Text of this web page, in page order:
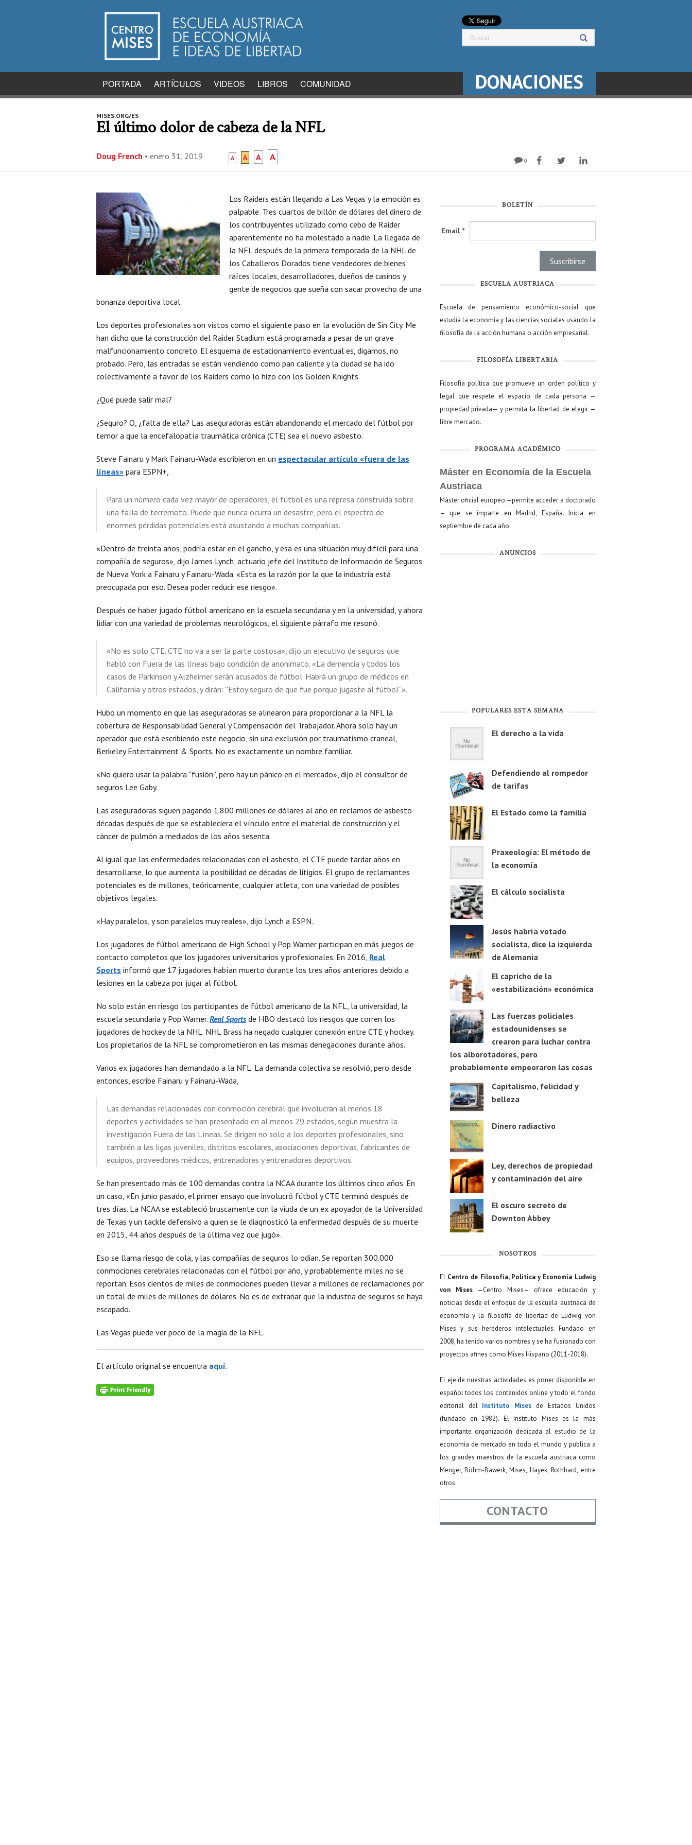
PORTADA ARTÍCULOS VIDEOS LIBROS COMUNIDAD DONACIONES
MISES.ORG/ES
El último dolor de cabeza de la NFL
Doug French • enero 31, 2019 A A A A 0
Los Raiders están llegando a Las Vegas y la emoción es
palpable. Tres cuartos de billón de dólares del dinero de
los contribuyentes utilizado como cebo de Raider
aparentemente no ha molestado a nadie. La llegada de
la NFL después de la primera temporada de la NHL de
los Caballeros Dorados tiene vendedores de bienes
raíces locales, desarrolladores, dueños de casinos y
gente de negocios que sueña con sacar provecho de una
bonanza deportiva local.
Los deportes profesionales son vistos como el siguiente paso en la evolución de Sin City. Me
han dicho que la construcción del Raider Stadium está programada a pesar de un grave
malfuncionamiento concreto. El esquema de estacionamiento eventual es, digamos, no
probado. Pero, las entradas se están vendiendo como pan caliente y la ciudad se ha ido
colectivamente a favor de los Raiders como lo hizo con los Golden Knights.
¿Qué puede salir mal?
¿Seguro? O, ¿falta de ella? Las aseguradoras están abandonando el mercado del fútbol por
temor a que la encefalopatía traumática crónica (CTE) sea el nuevo asbesto.
Steve Fainaru y Mark Fainaru-Wada escribieron en un espectacular artículo «fuera de las
líneas» para ESPN+,
Para un número cada vez mayor de operadores, el fútbol es una represa construida sobre
una falla de terremoto. Puede que nunca ocurra un desastre, pero el espectro de
enormes pérdidas potenciales está asustando a muchas compañías.
«Dentro de treinta años, podría estar en el gancho, y esa es una situación muy difícil para una
compañía de seguros», dijo James Lynch, actuario jefe del Instituto de Información de Seguros
de Nueva York a Fainaru y Fainaru-Wada. «Esta es la razón por la que la industria está
preocupada por eso. Desea poder reducir ese riesgo».
Después de haber jugado fútbol americano en la escuela secundaria y en la universidad, y ahora
lidiar con una variedad de problemas neurológicos, el siguiente párrafo me resonó.
«No es solo CTE. CTE no va a ser la parte costosa», dijo un ejecutivo de seguros que
habló con Fuera de las líneas bajo condición de anonimato. «La demencia y todos los
casos de Parkinson y Alzheimer serán acusados ​​de fútbol. Habrá un grupo de médicos en
California y otros estados, y dirán: “Estoy seguro de que fue porque jugaste al fútbol”».
Hubo un momento en que las aseguradoras se alinearon para proporcionar a la NFL la
cobertura de Responsabilidad General y Compensación del Trabajador. Ahora solo hay un
operador que está escribiendo este negocio, sin una exclusión por traumatismo craneal,
Berkeley Entertainment & Sports. No es exactamente un nombre familiar.
«No quiero usar la palabra “fusión”, pero hay un pánico en el mercado», dijo el consultor de
seguros Lee Gaby.
Las aseguradoras siguen pagando 1.800 millones de dólares al año en reclamos de asbesto
décadas después de que se estableciera el vínculo entre el material de construcción y el
cáncer de pulmón a mediados de los años sesenta.
Al igual que las enfermedades relacionadas con el asbesto, el CTE puede tardar años en
desarrollarse, lo que aumenta la posibilidad de décadas de litigios. El grupo de reclamantes
potenciales es de millones, teóricamente, cualquier atleta, con una variedad de posibles
objetivos legales.
«Hay paralelos, y son paralelos muy reales», dijo Lynch a ESPN.
Los jugadores de fútbol americano de High School y Pop Warner participan en más juegos de
contacto completos que los jugadores universitarios y profesionales. En 2016, Real
Sports informó que 17 jugadores habían muerto durante los tres años anteriores debido a
lesiones en la cabeza por jugar al fútbol.
No solo están en riesgo los participantes de fútbol americano de la NFL, la universidad, la
escuela secundaria y Pop Warner. Real Sportsde HBO destacó los riesgos que corren los
jugadores de hockey de la NHL. NHL Brass ha negado cualquier conexión entre CTE y hockey.
Los propietarios de la NFL se comprometieron en las mismas denegaciones durante años.
Varios ex jugadores han demandado a la NFL. La demanda colectiva se resolvió, pero desde
entonces, escribe Fainaru y Fainaru-Wada,
Las demandas relacionadas con conmoción cerebral que involucran al menos 18
deportes y actividades se han presentado en al menos 29 estados, según muestra la
investigación Fuera de las Líneas. Se dirigen no solo a los deportes profesionales, sino
también a las ligas juveniles, distritos escolares, asociaciones deportivas, fabricantes de
equipos, proveedores médicos, entrenadores y entrenadores deportivos.
Se han presentado más de 100 demandas contra la NCAA durante los últimos cinco años. En
un caso, «En junio pasado, el primer ensayo que involucró fútbol y CTE terminó después de
tres días. La NCAA se estableció bruscamente con la viuda de un ex apoyador de la Universidad
de Texas y un tackle defensivo a quien se le diagnosticó la enfermedad después de su muerte
en 2015, 44 años después de la última vez que jugó».
Eso se llama riesgo de cola, y las compañías de seguros lo odian. Se reportan 300.000
conmociones cerebrales relacionadas con el fútbol por año, y probablemente miles no se
reportan. Esos cientos de miles de conmociones pueden llevar a millones de reclamaciones por
un total de miles de millones de dólares. No es de extrañar que la industria de seguros se haya
escapado.
Las Vegas puede ver poco de la magia de la NFL.
El artículo original se encuentra aquí.
BOLETÍN
Email *
ESCUELA AUSTRIACA
Escuela de pensamiento económico-social que
estudia la economía y las ciencias sociales usando la
filosofía de la acción humana o acción empresarial.
FILOSOFÍA LIBERTARIA
Filosofía política que promueve un orden político y
legal que respete el espacio de cada persona —
propiedad privada— y permita la libertad de elegir —
libre mercado.
PROGRAMA ACADÉMICO
Máster en Economía de la Escuela
Austriaca
Máster oficial europeo —permite acceder a doctorado
— que se imparte en Madrid, España. Inicia en
septiembre de cada año.
ANUNCIOS
POPULARES ESTA SEMANA
El derecho a la vida
Defendiendo al rompedor
de tarifas
El Estado como la familia
Praxeología: El método de
la economía
El cálculo socialista
Jesús habría votado
socialista, dice la izquierda
de Alemania
El capricho de la
«estabilización» económica
Las fuerzas policiales
estadounidenses se
crearon para luchar contra
los alborotadores, pero
probablemente empeoraron las cosas
Capitalismo, felicidad y
belleza
Dinero radiactivo
Ley, derechos de propiedad
y contaminación del aire
El oscuro secreto de
Downton Abbey
NOSOTROS
El Centro de Filosofía, Política y Economía Ludwig
von Mises—Centro Mises— ofrece educación y
noticias desde el enfoque de la escuela austriaca de
economía y la filosofía de libertad de Ludwig von
Mises y sus herederos intelectuales. Fundado en
2008, ha tenido varios nombres y se ha fusionado con
proyectos afines como Mises Hispano (2011-2018).
El eje de nuestras actividades es poner disponible en
español todos los contenidos online y todo el fondo
editorial del Instituto Mises de Estados Unidos
(fundado en 1982). El Instituto Mises es la más
importante organización dedicada al estudio de la
economía de mercado en todo el mundo y publica a
los grandes maestros de la escuela austriaca como
Menger, Böhm-Bawerk, Mises, Hayek, Rothbard, entre
otros.
CONTACTO